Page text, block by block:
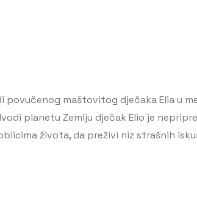
maštovitog dječaka Elia u
planetu Zemlju dječak Elio je
života, da preživi niz strašnih